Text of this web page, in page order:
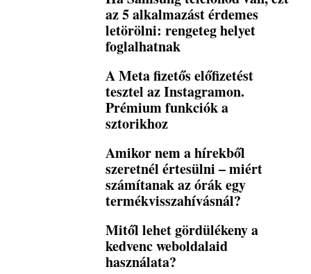
az 5 alkalmazást érdemes
letörölni: rengeteg helyet
foglalhatnak
A Meta fizetős előfizetést
tesztel az Instagramon.
Prémium funkciók a
sztorikhoz
Amikor nem a hírekből
szeretnél értesülni – miért
számítanak az órák egy
termékvisszahívásnál?
Mitől lehet gördülékeny a
kedvenc weboldalaid
használata?